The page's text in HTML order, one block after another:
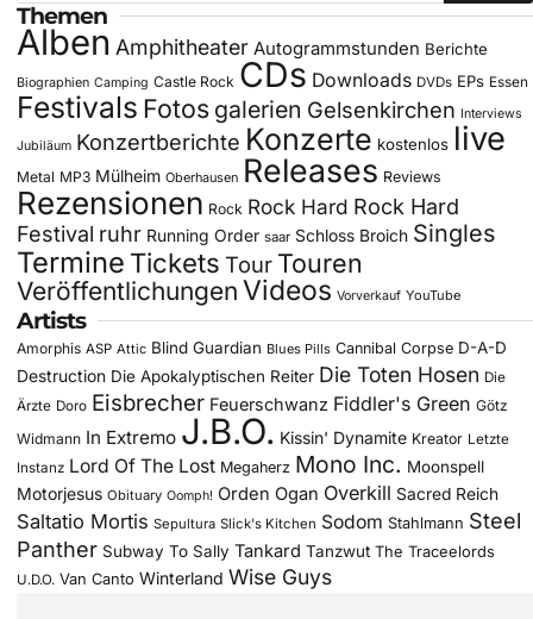
Themen
Alben Amphitheater Autogrammstunden Berichte
Biographien Camping Castle Rock CDs Downloads DVDs EPs Essen
Festivals Fotos galerien Gelsenkirchen Interviews
Jubiläum Konzertberichte Konzerte kostenlos live
Metal MP3 Mülheim Oberhausen Releases Reviews
Rezensionen Rock Rock Hard Rock Hard
Festival ruhr Running Order saar Schloss Broich Singles
Termine Tickets Tour Touren
Veröffentlichungen Videos Vorverkauf YouTube
Artists
Amorphis ASP Attic Blind Guardian Blues Pills Cannibal Corpse D-A-D
Destruction Die Apokalyptischen Reiter Die Toten Hosen Die
Ärzte Doro Eisbrecher Feuerschwanz Fiddler's Green Götz
Widmann In Extremo J.B.O. Kissin' Dynamite Kreator Letzte
Instanz Lord Of The Lost Megaherz Mono Inc. Moonspell
Motorjesus Obituary Oomph! Orden Ogan Overkill Sacred Reich
Saltatio Mortis Sepultura Slick's Kitchen Sodom Stahlmann Steel
Panther Subway To Sally Tankard Tanzwut The Traceelords
U.D.O. Van Canto Winterland Wise Guys